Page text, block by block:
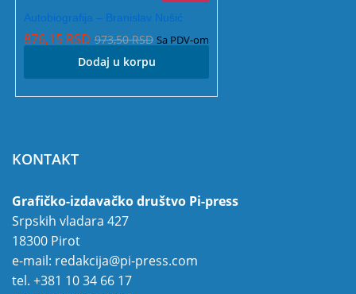
Autobiografija – Branislav Nušić
876,15 RSD 973,50RSD Sa PDV-om
Dodaj u korpu
KONTAKT
Grafičko-izdavačko društvo Pi-press
Srpskih vladara 427
18300 Pirot
e-mail: redakcija@pi-press.com
tel. +381 10 34 66 17